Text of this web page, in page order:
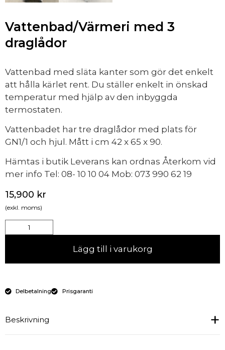
Vattenbad/Värmeri med 3
draglådor
Vattenbad med släta kanter som gör det enkelt
att hålla kärlet rent. Du ställer enkelt in önskad
temperatur med hjälp av den inbyggda
termostaten.
Vattenbadet har tre draglådor med plats för
GN1/1 och hjul. Mått i cm 42 x 65 x 90.
Hämtas i butik Leverans kan ordnas Återkom vid
mer info Tel: 08- 10 10 04 Mob: 073 990 62 19
15,900 kr
(exkl. moms)
Lägg till i varukorg
Delbetalning Prisgaranti
Beskrivning